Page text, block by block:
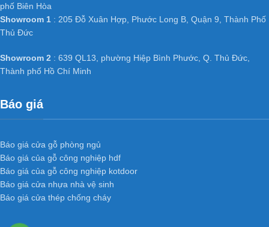
phố Biên Hòa
Showroom 1 : 205 Đỗ Xuân Hợp, Phước Long B, Quận 9, Thành Phố
Thủ Đức
Showroom 2 : 639 QL13, phường Hiệp Bình Phước, Q. Thủ Đức,
Thành phố Hồ Chí Minh
Báo giá
Báo giá cửa gỗ phòng ngủ
Báo giá của gỗ công nghiệp hdf
Báo giá của gỗ công nghiệp kotdoor
Báo giá cửa nhựa nhà vệ sinh
Báo giá cửa thép chống cháy